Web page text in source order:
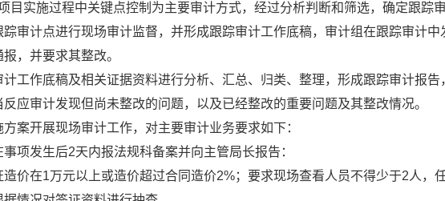
目实施过程中关键点控制为主要审计方式，经过分析判断和筛选，确定跟踪
审计点进行现场审计监督，并形成跟踪审计工作底稿，审计组在跟踪审计中
，并要求其整改。
工作底稿及相关证据资料进行分析、汇总、归类、整理，形成跟踪审计报
应审计发现但尚未整改的问题，以及已经整改的重要问题及其整改情况。
案开展现场审计工作，对主要审计业务要求如下：
项发生后2天内报法规科备案并向主管局长报告：
造价在1万元以上或造价超过合同造价2%；要求现场查看人员不得少于2人，